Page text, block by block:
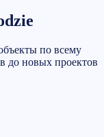
по всему
до новых проектов